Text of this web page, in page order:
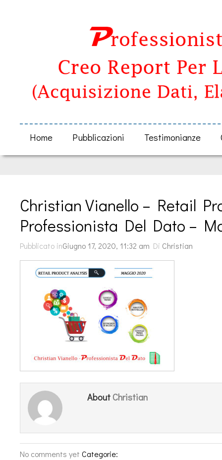
Home Pubblicazioni Testimonianze
Christian Vianello – Retail
Professionista Del Dato –
Pubblicato inGiugno 17, 2020, 11:32 am Di Christian
About Christian
No comments yet Categorie: